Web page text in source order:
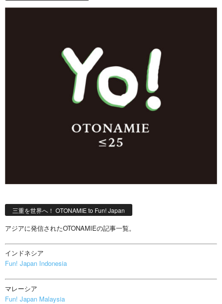
三重を世界へ！ OTONAMIE to Fun! Japan
アジアに発信されたOTONAMIEの記事一覧。
インドネシア
Fun! Japan Indonesia
マレーシア
Fun! Japan Malaysia